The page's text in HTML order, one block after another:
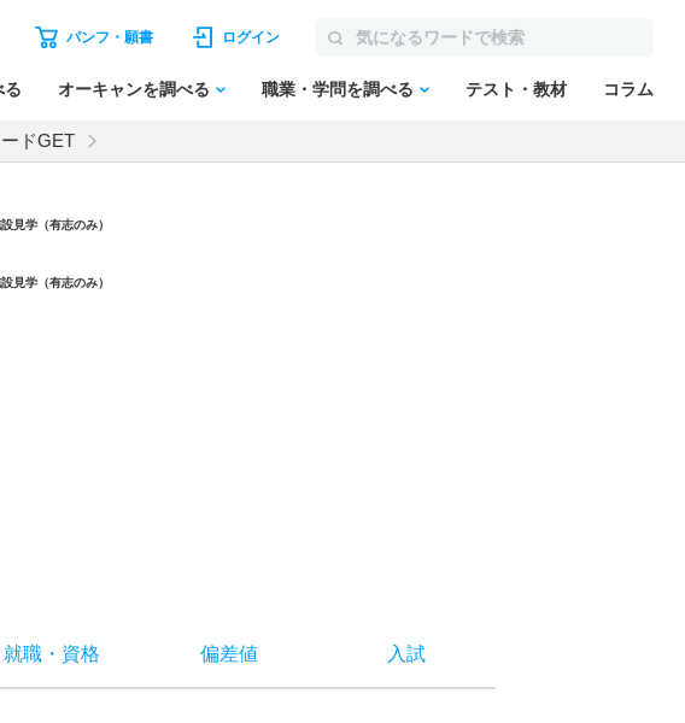
パンフ・願書 ログイン
る オーキャンを調べる 職業・学問を調べる テスト・教材 コラム
ドGET
見学（有志のみ）
見学（有志のみ）
就職・ 資格 偏差値 入試